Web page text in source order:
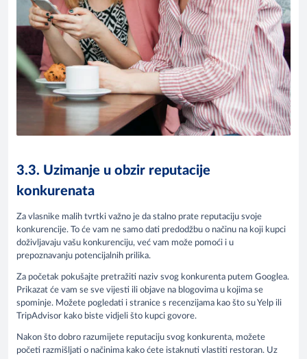
3.3. Uzimanje u obzir reputacije
konkurenata
Za vlasnike malih tvrtki važno je da stalno prate reputaciju svoje
konkurencije. To će vam ne samo dati predodžbu o načinu na koji kupci
doživljavaju vašu konkurenciju, već vam može pomoći i u
prepoznavanju potencijalnih prilika.
Za početak pokušajte pretražiti naziv svog konkurenta putem Googlea.
Prikazat će vam se sve vijesti ili objave na blogovima u kojima se
spominje. Možete pogledati i stranice s recenzijama kao što su Yelp ili
TripAdvisor kako biste vidjeli što kupci govore.
Nakon što dobro razumijete reputaciju svog konkurenta, možete
početi razmišljati o načinima kako ćete istaknuti vlastiti restoran. Uz